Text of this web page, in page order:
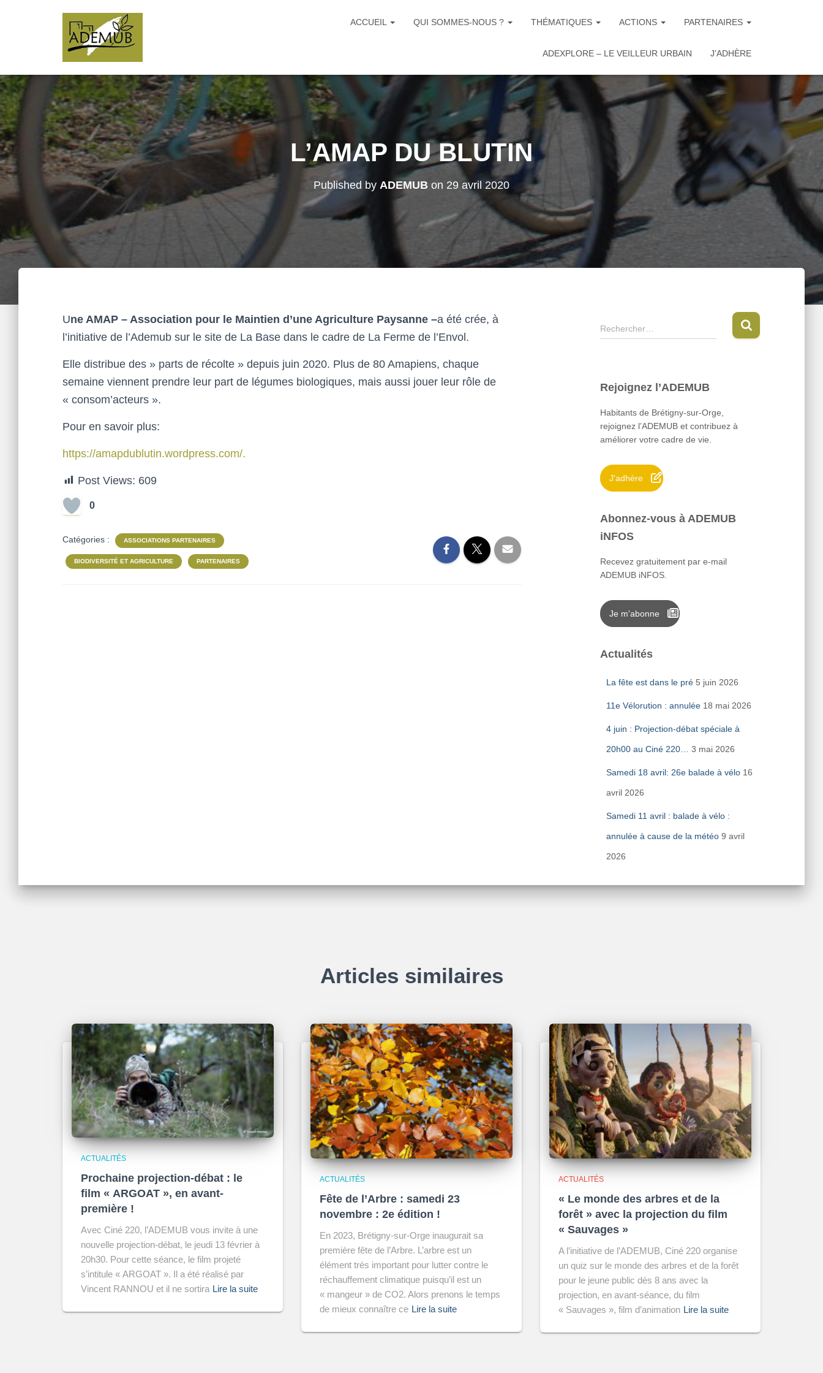
ACCUEIL QUI SOMMES-NOUS ? THÉMATIQUES ACTIONS PARTENAIRES
ADEXPLORE – LE VEILLEUR URBAIN J’ADHÈRE
L’AMAP DU BLUTIN
Published by ADEMUB on 29 avril 2020
Une AMAP – Association pour le Maintien d’une Agriculture Paysanne –a été crée, à
l’initiative de l’Ademub sur le site de La Base dans le cadre de La Ferme de l’Envol.
Elle distribue des » parts de récolte » depuis juin 2020. Plus de 80 Amapiens, chaque
semaine viennent prendre leur part de légumes biologiques, mais aussi jouer leur rôle de
« consom’acteurs ».
Pour en savoir plus:
https://amapdublutin.wordpress.com/.
Post Views: 609
0
Catégories : ASSOCIATIONS PARTENAIRES
BIODIVERSITÉ ET AGRICULTURE PARTENAIRES
R
e
r
h
e
r
:
Rechercher…
Rejoignez l’ADEMUB
Habitants de Brétigny-sur-Orge,
rejoignez l’ADEMUB et contribuez à
améliorer votre cadre de vie.
J'adhère
Abonnez-vous à ADEMUB
iNFOS
Recevez gratuitement par e-mail
ADEMUB iNFOS.
Je m'abonne
Actualités
La fête est dans le pré 5 juin 2026
11e Vélorution : annulée 18 mai 2026
4 juin : Projection-débat spéciale à
20h00 au Ciné 220… 3 mai 2026
Samedi 18 avril: 26e balade à vélo 16
avril 2026
Samedi 11 avril : balade à vélo :
annulée à cause de la météo 9 avril
2026
Articles similaires
ACTUALITÉS
Prochaine projection-débat : le
film « ARGOAT », en avant-
première !
Avec Ciné 220, l’ADEMUB vous invite à une
nouvelle projection-débat, le jeudi 13 février à
20h30. Pour cette séance, le film projeté
s’intitule « ARGOAT ». Il a été réalisé par
Vincent RANNOU et il ne sortira Lire la suite
ACTUALITÉS
Fête de l’Arbre : samedi 23
novembre : 2e édition !
En 2023, Brétigny-sur-Orge inaugurait sa
première fête de l’Arbre. L’arbre est un
élément très important pour lutter contre le
réchauffement climatique puisqu’il est un
« mangeur » de CO2. Alors prenons le temps
de mieux connaître ce Lire la suite
ACTUALITÉS
« Le monde des arbres et de la
forêt » avec la projection du film
« Sauvages »
A l’initiative de l’ADEMUB, Ciné 220 organise
un quiz sur le monde des arbres et de la forêt
pour le jeune public dès 8 ans avec la
projection, en avant-séance, du film
« Sauvages », film d’animation Lire la suite